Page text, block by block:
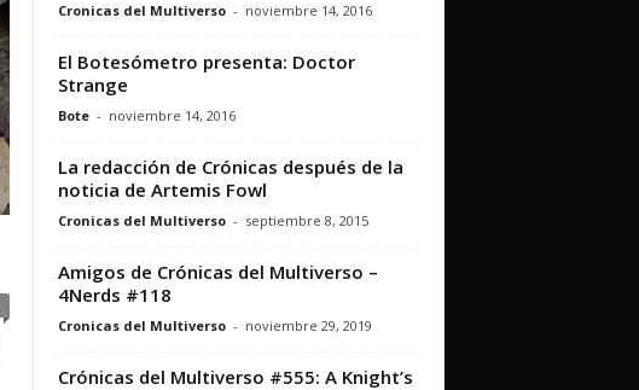
Cronicas del Multiverso - noviembre 14, 2016
El Botesómetro presenta: Doctor
Strange
Bote - noviembre 14, 2016
La redacción de Crónicas después de la
noticia de Artemis Fowl
Cronicas del Multiverso - septiembre 8, 2015
Amigos de Crónicas del Multiverso –
4Nerds #118
Cronicas del Multiverso - noviembre 29, 2019
Crónicas del Multiverso #555: A Knight’s